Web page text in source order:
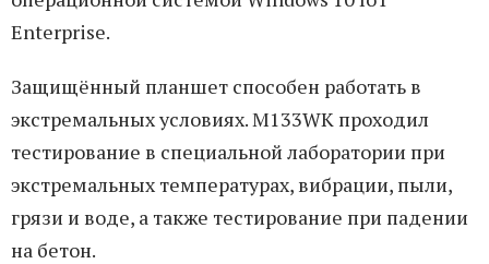
Enterprise.
Защищённый планшет способен работать в
экстремальных условиях. M133WK проходил
тестирование в специальной лаборатории при
экстремальных температурах, вибрации, пыли,
грязи и воде, а также тестирование при падении
на бетон.